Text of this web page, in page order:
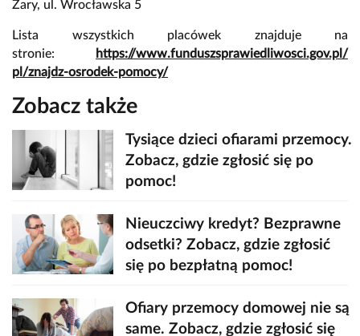
Żary, ul. Wrocławska 5
Lista wszystkich placówek znajduje na
stronie:
https://www.funduszsprawiedliwosci.gov.pl/
pl/znajdz-osrodek-pomocy/
Zobacz także
Tysiące dzieci ofiarami przemocy.
Zobacz, gdzie zgłosić się po
pomoc!
Nieuczciwy kredyt? Bezprawne
odsetki? Zobacz, gdzie zgłosić
się po bezpłatną pomoc!
Ofiary przemocy domowej nie są
same. Zobacz, gdzie zgłosić się